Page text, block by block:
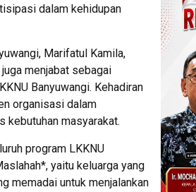
dalam kehidupan
Marifatul Kamila,
menjabat sebagai
Banyuwangi. Kehadiran
organisasi dalam
kebutuhan masyarakat.
program LKKNU
yaitu keluarga yang
memadai untuk menjalankan